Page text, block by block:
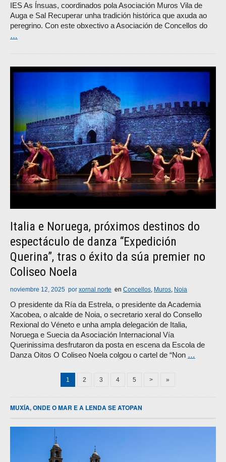
IES As Ínsuas, coordinados pola Asociación Muros Vila de
Auga e Sal Recuperar unha tradición histórica que axuda ao
peregrino. Con este obxectivo a Asociación de Concellos do
…
Italia e Noruega, próximos destinos do
espectáculo de danza “Expedición
Querina”, tras o éxito da súa premier no
Coliseo Noela
noviembre 12, 2025 por xornal norte en Concellos, Muros, Noia
O presidente da Ría da Estrela, o presidente da Academia
Xacobea, o alcalde de Noia, o secretario xeral do Consello
Rexional do Véneto e unha ampla delegación de Italia,
Noruega e Suecia da Asociación Internacional Vía
Querinissima desfrutaron da posta en escena da Escola de
Danza Oitos O Coliseo Noela colgou o cartel de “Non …
1 2 3 4 5 > »
MUXÍA, ONDE O MAR E A LENDA SE ATOPAN